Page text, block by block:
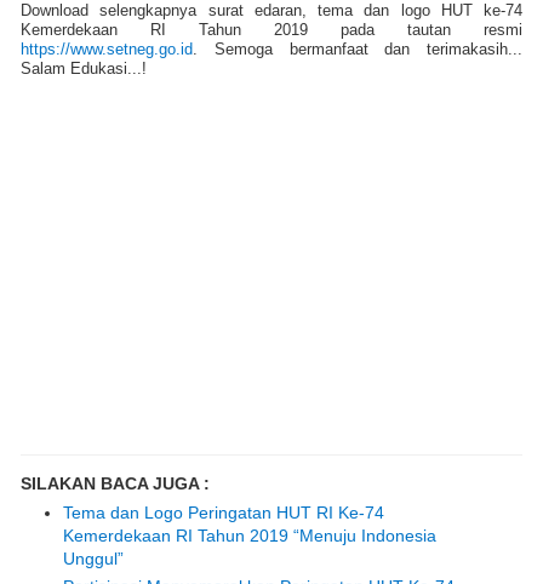
Download selengkapnya surat edaran, tema dan logo HUT ke-74
Kemerdekaan RI Tahun 2019 pada tautan resmi
https://www.setneg.go.id. Semoga bermanfaat dan terimakasih...
Salam Edukasi...!
SILAKAN BACA JUGA :
Tema dan Logo Peringatan HUT RI Ke-74
Kemerdekaan RI Tahun 2019 “Menuju Indonesia
Unggul”